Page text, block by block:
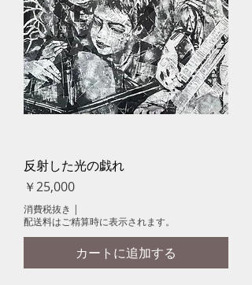
反射した光の戯れ
価格
￥25,000
消費税抜き |
配送料はご精算時に表示されます。
カートに追加する